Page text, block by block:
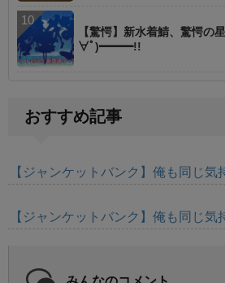
【驚愕】新水着鯖、驚愕
∀ﾟ)━━━!!
おすすめ記事
【ジャンケットバンク】俺も同じ気
【ジャンケットバンク】俺も同じ気